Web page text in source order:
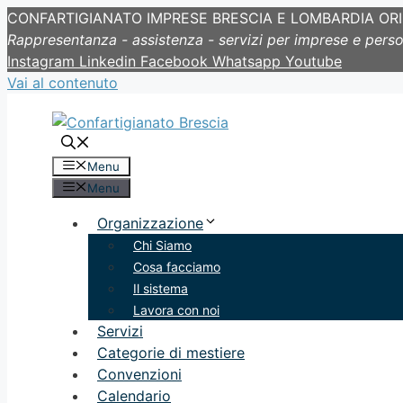
CONFARTIGIANATO IMPRESE BRESCIA E LOMBARDIA
Rappresentanza - assistenza - servizi per imprese e
Instagram Linkedin Facebook Whatsapp Youtube
Vai al contenuto
Menu
Menu
Organizzazione
Chi Siamo
Cosa facciamo
Il sistema
Lavora con noi
Servizi
Categorie di mestiere
Convenzioni
Calendario